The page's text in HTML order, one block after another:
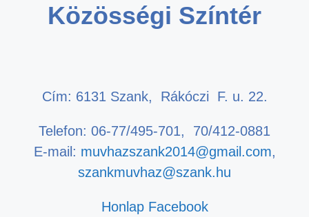
Közösségi Színtér
Cím: 6131 Szank, Rákóczi F. u. 22.
Telefon: 06-77/495-701, 70/412-0881
E-mail: muvhazszank2014@gmail.com,
szankmuvhaz@szank.hu
Honlap Facebook